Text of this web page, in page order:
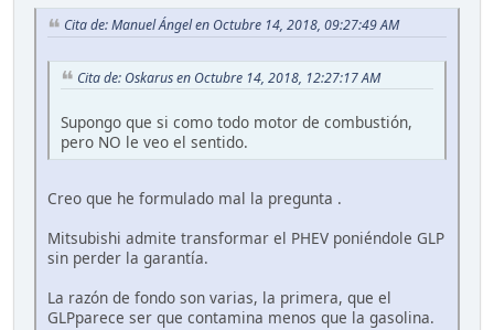
Cita de: Manuel Ángel en Octubre 14, 2018, 09:27:49 AM
Cita de: Oskarus en Octubre 14, 2018, 12:27:17 AM
Supongo que si como todo motor de combustión,
pero NO le veo el sentido.
Creo que he formulado mal la pregunta .
Mitsubishi admite transformar el PHEV poniéndole GLP
sin perder la garantía.
La razón de fondo son varias, la primera, que el
GLPparece ser que contamina menos que la gasolina.